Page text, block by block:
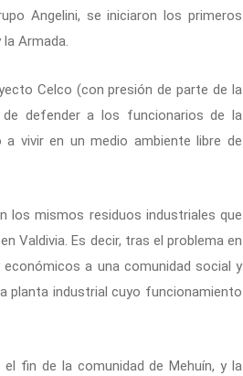
Angelini, se iniciaron los primeros
Armada.
Celco (con presión de parte de la
defender a los funcionarios de la
vivir en un medio ambiente libre de
los mismos residuos industriales que
Valdivia. Es decir, tras el problema en
a una comunidad social y
planta industrial cuyo funcionamiento
fin de la comunidad de Mehuín, y la